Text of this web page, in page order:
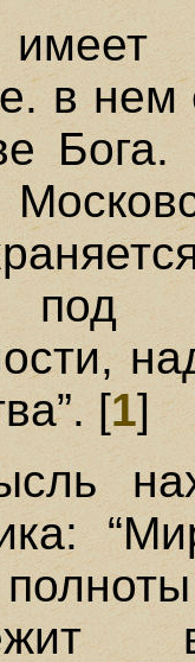
в
под
[1]